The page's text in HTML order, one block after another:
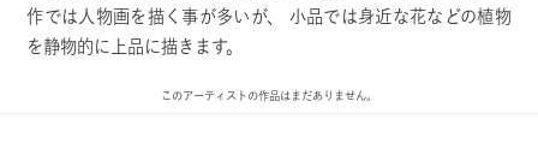
作では人物画を描く事が多いが、 小品では身近な花などの植物
を静物的に上品に描きます。
このアーティストの作品はまだありません。